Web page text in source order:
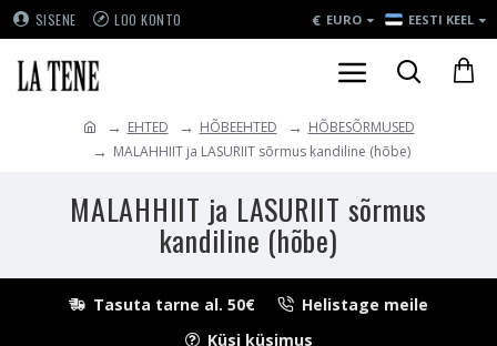
SISENE LOO KONTO € EURO EESTI KEEL
EHTED HÕBEEHTED
HÕBESÕRMUSED
MALAHHIIT ja LASURIIT sõrmus kandiline (hõbe)
MALAHHIIT ja LASURIIT sõrmus
kandiline (hõbe)
Tasuta tarne al. 50€
Helistage meile
Küsi küsimus